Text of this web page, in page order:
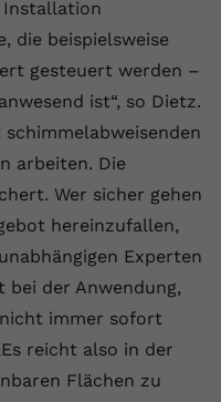
Installation
die beispielsweise
gesteuert werden –
ist“, so Dietz.
arbeiten. Die
Wer sicher gehen
hereinzufallen,
Experten
bei der Anwendung,
immer sofort
reicht also in der
Flächen zu
Cookie, um die
des Benutzers zu
YouTube-
ID, um